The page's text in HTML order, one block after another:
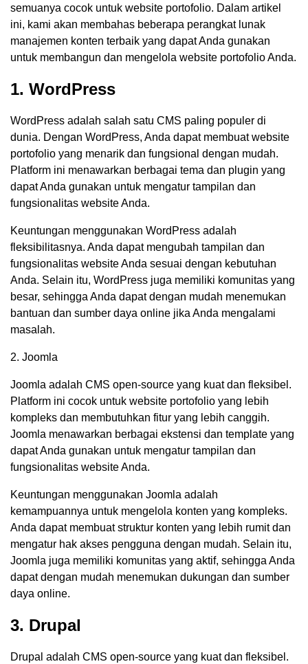
semuanya cocok untuk website portofolio. Dalam artikel
ini, kami akan membahas beberapa perangkat lunak
manajemen konten terbaik yang dapat Anda gunakan
untuk membangun dan mengelola website portofolio Anda.
1. WordPress
WordPress adalah salah satu CMS paling populer di
dunia. Dengan WordPress, Anda dapat membuat website
portofolio yang menarik dan fungsional dengan mudah.
Platform ini menawarkan berbagai tema dan plugin yang
dapat Anda gunakan untuk mengatur tampilan dan
fungsionalitas website Anda.
Keuntungan menggunakan WordPress adalah
fleksibilitasnya. Anda dapat mengubah tampilan dan
fungsionalitas website Anda sesuai dengan kebutuhan
Anda. Selain itu, WordPress juga memiliki komunitas yang
besar, sehingga Anda dapat dengan mudah menemukan
bantuan dan sumber daya online jika Anda mengalami
masalah.
2. Joomla
Joomla adalah CMS open-source yang kuat dan fleksibel.
Platform ini cocok untuk website portofolio yang lebih
kompleks dan membutuhkan fitur yang lebih canggih.
Joomla menawarkan berbagai ekstensi dan template yang
dapat Anda gunakan untuk mengatur tampilan dan
fungsionalitas website Anda.
Keuntungan menggunakan Joomla adalah
kemampuannya untuk mengelola konten yang kompleks.
Anda dapat membuat struktur konten yang lebih rumit dan
mengatur hak akses pengguna dengan mudah. Selain itu,
Joomla juga memiliki komunitas yang aktif, sehingga Anda
dapat dengan mudah menemukan dukungan dan sumber
daya online.
3. Drupal
Drupal adalah CMS open-source yang kuat dan fleksibel.